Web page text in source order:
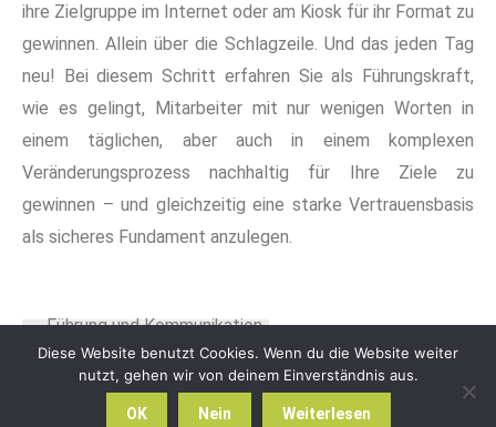
ihre Zielgruppe im Internet oder am Kiosk für ihr Format zu
gewinnen. Allein über die Schlagzeile. Und das jeden Tag
neu! Bei diesem Schritt erfahren Sie als Führungskraft,
wie es gelingt, Mitarbeiter mit nur wenigen Worten in
einem täglichen, aber auch in einem komplexen
Veränderungsprozess nachhaltig für Ihre Ziele zu
gewinnen – und gleichzeitig eine starke Vertrauensbasis
als sicheres Fundament anzulegen.
2026 Sylvia Ostermann -
Datenschutz
Diese Website benutzt Cookies. Wenn du die Website weiter
nutzt, gehen wir von deinem Einverständnis aus.
OK Nein Weiterlesen